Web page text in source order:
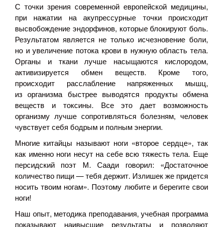
С точки зрения современной европейской медицины,
при нажатии на акупрессурные точки происходит
высвобождение эндорфинов, которые блокируют боль.
Результатом является не только исчезновение боли,
но и увеличение потока крови в нужную область тела.
Органы и ткани лучше насыщаются кислородом,
активизируется обмен веществ. Кроме того,
происходит расслабление напряженных мышц,
из организма быстрее выводятся продукты обмена
веществ и токсины. Все это дает возможность
организму лучше сопротивляться болезням, человек
чувствует себя бодрым и полным энергии.
Многие китайцы называют ноги «второе сердце», так
как именно ноги несут на себе всю тяжесть тела. Еще
персидский поэт М. Саади говорил: «Достаточное
количество пищи — тебя держит. Излишек же придется
носить твоим ногам». Поэтому любите и берегите свои
ноги!
Наш опыт, методика преподавания, учебная программа
показывают наивысшие результаты и позволяют